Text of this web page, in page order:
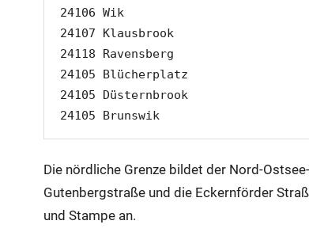
24106 Wik
24107 Klausbrook
24118 Ravensberg
24105 Blücherplatz
24105 Düsternbrook
24105 Brunswik
Die nördliche Grenze bildet der Nord-
Gutenbergstraße und die Eckernförder
und Stampe an.